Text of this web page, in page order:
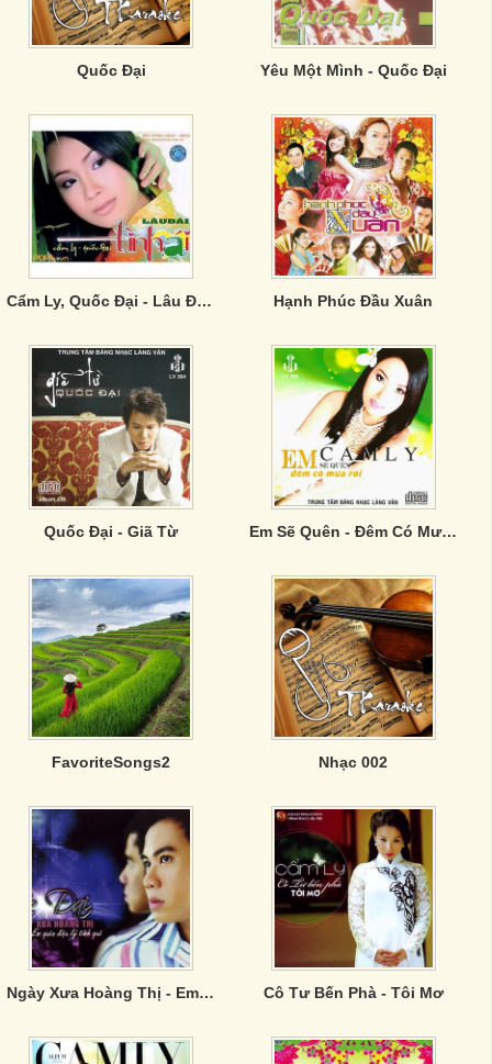
Quốc Đại Yêu Một Mình - Quốc Đại
Cẩm Ly, Quốc Đại - Lâu Đài Tình Ái Hạnh Phúc Đầu Xuân
Quốc Đại - Giã Từ Em Sẽ Quên - Đêm Có Mưa Rơi
FavoriteSongs2 Nhạc 002
Ngày Xưa Hoàng Thị - Em Quên Điệu Lý Tình Quê Cô Tư Bến Phà - Tôi Mơ